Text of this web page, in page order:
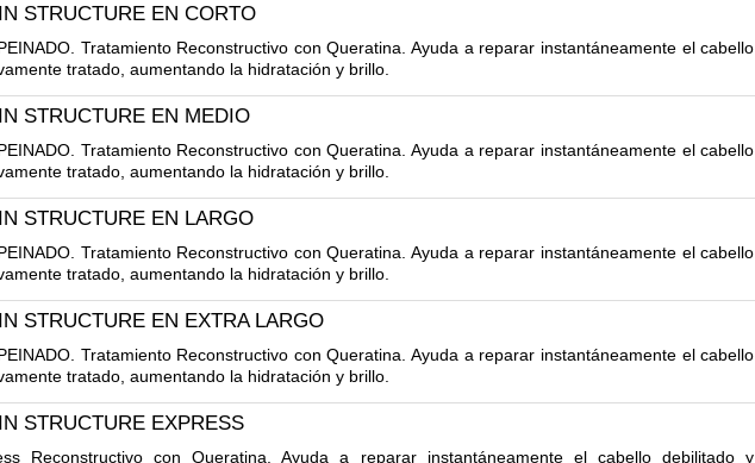
STRUCTURE EN CORTO
Tratamiento Reconstructivo con Queratina. Ayuda a reparar instantáneamente el cabello
tratado, aumentando la hidratación y brillo.
STRUCTURE EN MEDIO
Tratamiento Reconstructivo con Queratina. Ayuda a reparar instantáneamente el cabello
tratado, aumentando la hidratación y brillo.
STRUCTURE EN LARGO
Tratamiento Reconstructivo con Queratina. Ayuda a reparar instantáneamente el cabello
tratado, aumentando la hidratación y brillo.
STRUCTURE EN EXTRA LARGO
Tratamiento Reconstructivo con Queratina. Ayuda a reparar instantáneamente el cabello
tratado, aumentando la hidratación y brillo.
STRUCTURE EXPRESS
Reconstructivo con Queratina. Ayuda a reparar instantáneamente el cabello debilitado y